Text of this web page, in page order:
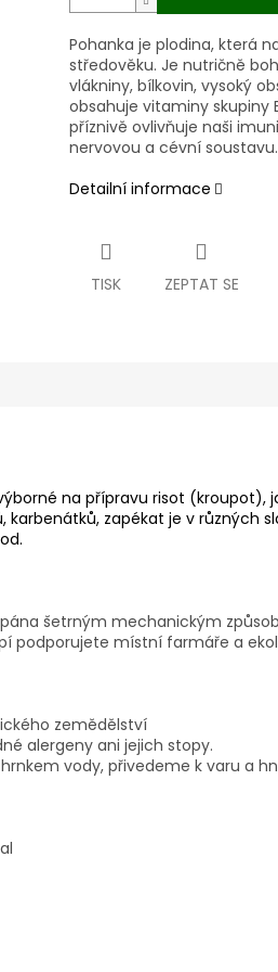
Pohanka je plodina, která
středověku. Je nutričně
vlákniny, bílkovin, vysoký
obsahuje vitaminy skupiny
příznivě ovlivňuje naši
nervovou a cévní soustavu.
Detailní informace
TISK ZEPTAT SE
na přípravu risot (kroupot),
zapékat je v různých
šetrným mechanickým
podporujete místní farmáře a
zemědělství
alergeny ani jejich stopy.
hrnkem vody, přivedeme k varu a